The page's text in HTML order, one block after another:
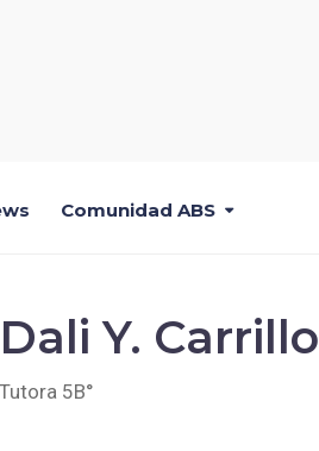
Comunidad ABS
Dali Y. Carrillo
Tutora 5B°